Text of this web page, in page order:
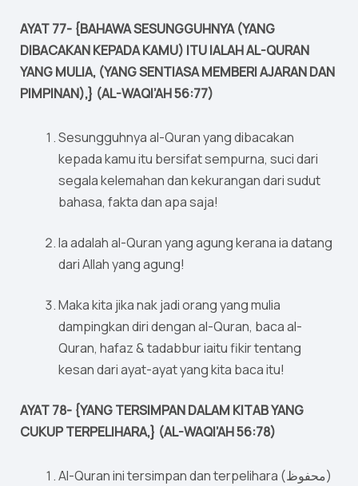
AYAT 77- {BAHAWA SESUNGGUHNYA (YANG
DIBACAKAN KEPADA KAMU) ITU IALAH AL-QURAN
YANG MULIA, (YANG SENTIASA MEMBERI AJARAN DAN
PIMPINAN),} (AL-WAQI’AH 56:77)
Sesungguhnya al-Quran yang dibacakan
kepada kamu itu bersifat sempurna, suci dari
segala kelemahan dan kekurangan dari sudut
bahasa, fakta dan apa saja!
Ia adalah al-Quran yang agung kerana ia datang
dari Allah yang agung!
Maka kita jika nak jadi orang yang mulia
dampingkan diri dengan al-Quran, baca al-
Quran, hafaz & tadabbur iaitu fikir tentang
kesan dari ayat-ayat yang kita baca itu!
AYAT 78- {YANG TERSIMPAN DALAM KITAB YANG
CUKUP TERPELIHARA,} (AL-WAQI’AH 56:78)
Al-Quran ini tersimpan dan terpelihara (محفوظ)